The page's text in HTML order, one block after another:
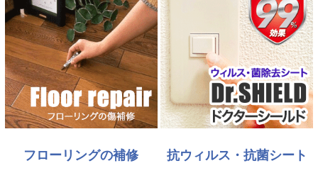
フローリングの補修 抗ウィルス・抗菌シート